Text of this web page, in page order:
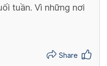
tuần. Vì những nơi
Share